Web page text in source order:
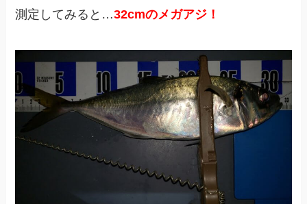
測定してみると…32cmのメガアジ！